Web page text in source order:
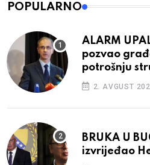
POPULARNO
ALARM
pozvao
potrošnju
2. AVGUST
BRUKA U
izvrijeđao